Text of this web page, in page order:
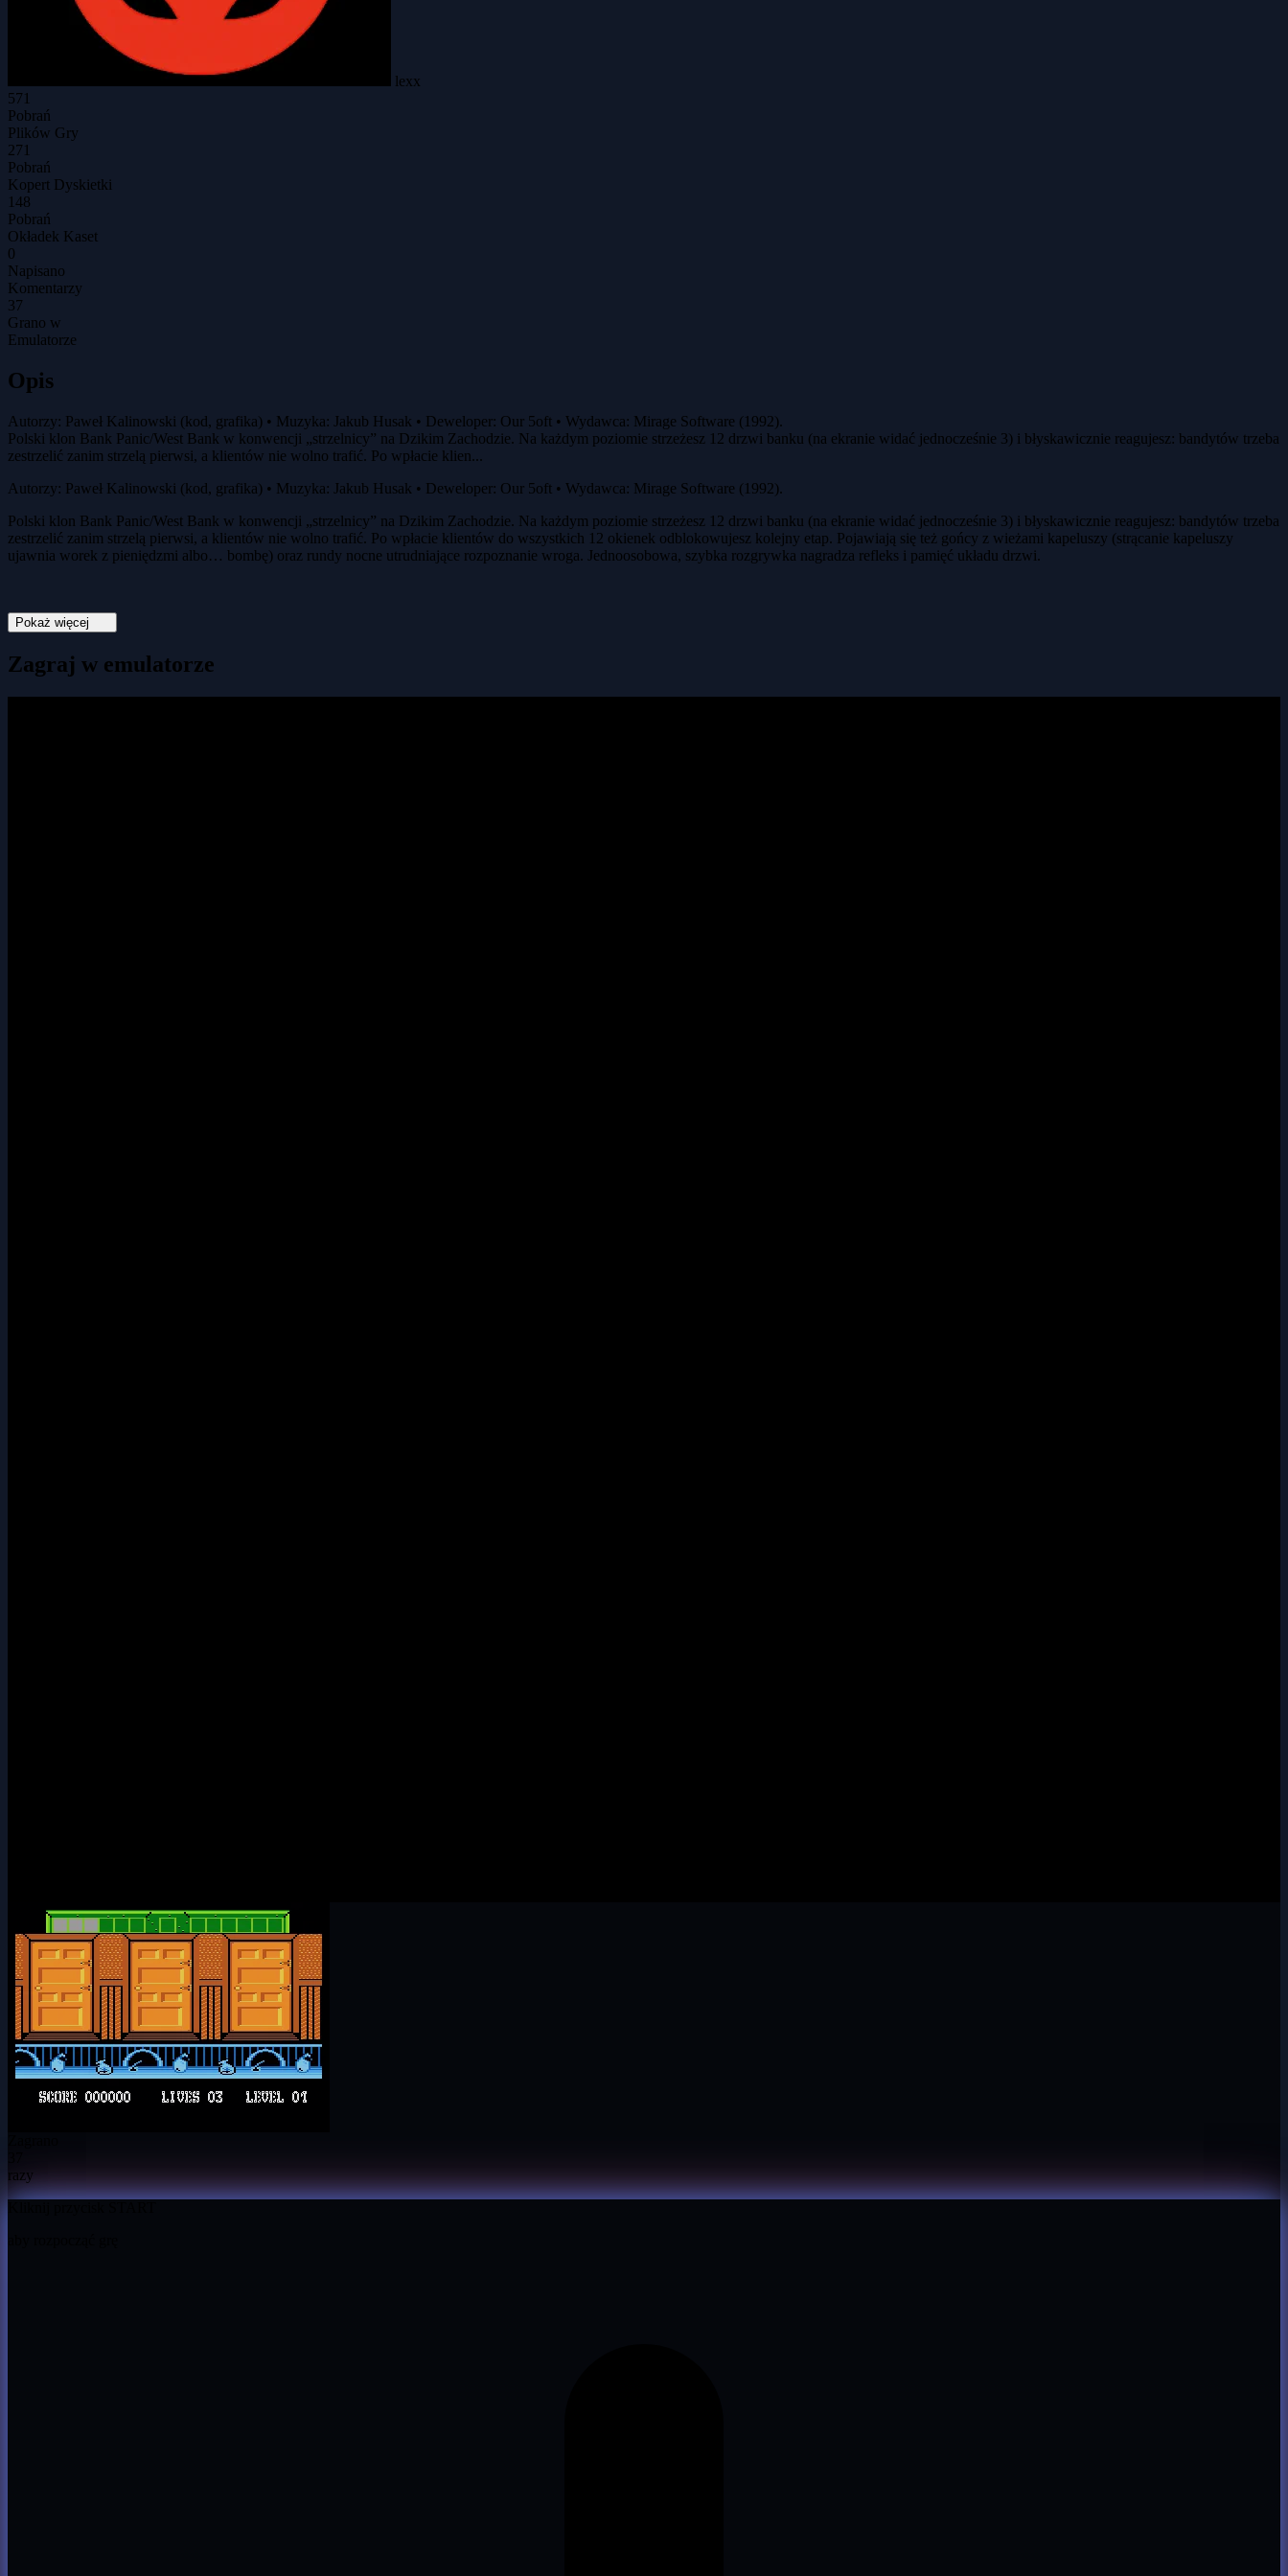
lexx
571
Pobrań
Plików Gry
271
Pobrań
Kopert Dyskietki
148
Pobrań
Okładek Kaset
0
Napisano
Komentarzy
37
Grano w
Emulatorze
Opis
Autorzy: Paweł Kalinowski (kod, grafika) • Muzyka: Jakub Husak • Deweloper: Our 5oft • Wydawca: Mirage Software (1992).
Polski klon Bank Panic/West Bank w konwencji „strzelnicy” na Dzikim Zachodzie. Na każdym poziomie strzeżesz 12 drzwi banku (na ekranie widać jednocześnie 3) i błyskawicznie reagujesz: bandytów trzeba
zestrzelić zanim strzelą pierwsi, a klientów nie wolno trafić. Po wpłacie klien...
Autorzy: Paweł Kalinowski (kod, grafika) • Muzyka: Jakub Husak • Deweloper: Our 5oft • Wydawca: Mirage Software (1992).
Polski klon Bank Panic/West Bank w konwencji „strzelnicy” na Dzikim Zachodzie. Na każdym poziomie strzeżesz 12 drzwi banku (na ekranie widać jednocześnie 3) i błyskawicznie reagujesz: bandytów trzeba
zestrzelić zanim strzelą pierwsi, a klientów nie wolno trafić. Po wpłacie klientów do wszystkich 12 okienek odblokowujesz kolejny etap. Pojawiają się też gońcy z wieżami kapeluszy (strącanie kapeluszy
ujawnia worek z pieniędzmi albo… bombę) oraz rundy nocne utrudniające rozpoznanie wroga. Jednoosobowa, szybka rozgrywka nagradza refleks i pamięć układu drzwi.
Pokaż więcej
Zagraj w emulatorze
razy